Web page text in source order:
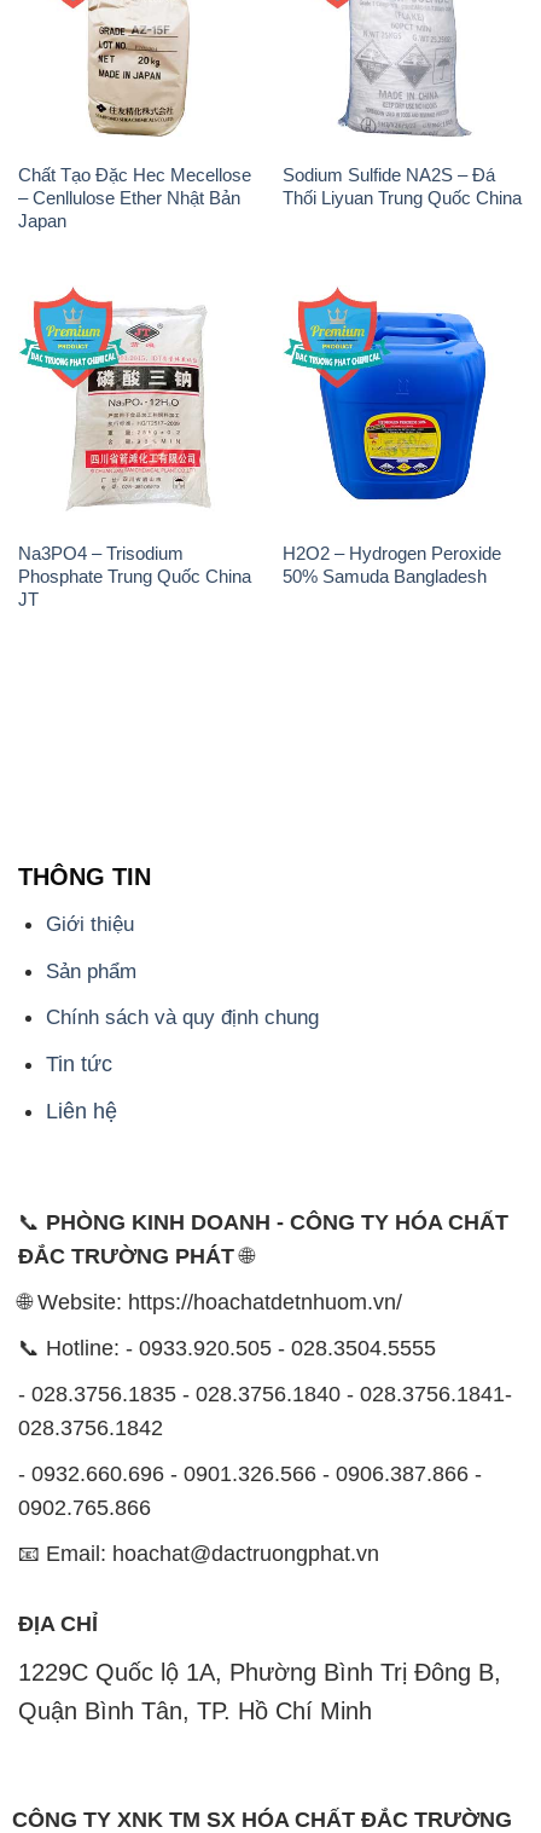
Chất Tạo Đặc Hec Mecellose
– Cenllulose Ether Nhật Bản
Japan
Sodium Sulfide NA2S – Đá
Thối Liyuan Trung Quốc China
Na3PO4 – Trisodium
Phosphate Trung Quốc China
JT
H2O2 – Hydrogen Peroxide
50% Samuda Bangladesh
THÔNG TIN
Giới thiệu
Sản phẩm
Chính sách và quy định chung
Tin tức
Liên hệ
📞 PHÒNG KINH DOANH - CÔNG TY HÓA CHẤT
ĐẮC TRƯỜNG PHÁT🌐
🌐 Website: https://hoachatdetnhuom.vn/
📞 Hotline: - 0933.920.505 - 028.3504.5555
- 028.3756.1835 - 028.3756.1840 - 028.3756.1841-
028.3756.1842
- 0932.660.696 - 0901.326.566 - 0906.387.866 -
0902.765.866
📧 Email: hoachat@dactruongphat.vn
ĐỊA CHỈ
1229C Quốc lộ 1A, Phường Bình Trị Đông B,
Quận Bình Tân, TP. Hồ Chí Minh
CÔNG TY XNK TM SX HÓA CHẤT ĐẮC TRƯỜNG